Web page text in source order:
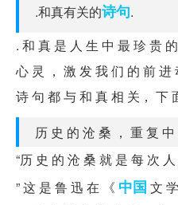
.和真有关的诗句.
. 和 真 是 人 生 中 最 珍 贵
心 灵 ， 激 发 我 们 的 前 进
诗 句 都 与 和 真 相 关， 下
历 史 的 沧 桑 ， 重 复
“历 史 的 沧 桑 就 是 每 次
” 这 是 鲁 迅 在 《 中国 文